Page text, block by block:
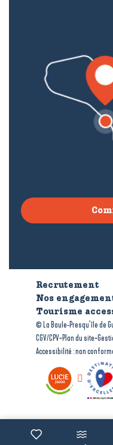
Recrutement
Nos
Tourisme
© La Baule-Presqu’île de
CGV/CPV-Plan du site-
Accessibilité : non